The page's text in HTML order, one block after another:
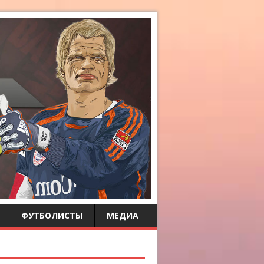
ФУТБОЛИСТЫ МЕДИА